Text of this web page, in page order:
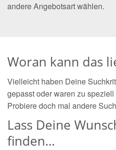
andere Angebotsart wählen.
Woran kann das
Vielleicht haben Deine
gepasst oder waren zu
Probiere doch mal andere
Lass Deine
finden…